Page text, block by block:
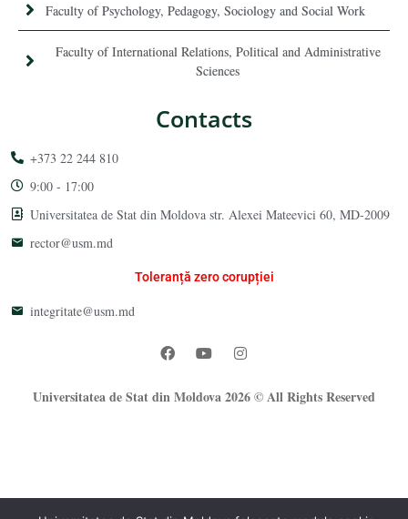
Faculty of Psychology, Pedagogy, Sociology and Social Work
Faculty of International Relations, Political and Administrative
Sciences
Contacts
+373 22 244 810
9:00 - 17:00
Universitatea de Stat din Moldova str. Alexei Mateevici 60, MD-2009
rector@usm.md
Toleranță zero corupției
integritate@usm.md
Universitatea de Stat din Moldova 2026 © All Rights Reserved